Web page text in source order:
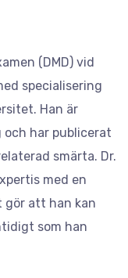
(DMD) vid
specialisering
Han är
och har publicerat
smärta. Dr.
med en
gör att han kan
som han